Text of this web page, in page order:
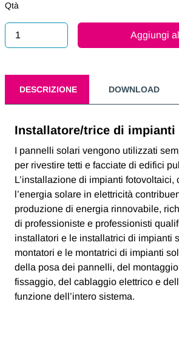
Qtà
Aggiungi
DESCRIZIONE DOWNLOAD
Installatore/trice di impianti
I pannelli solari vengono utilizzati
per rivestire tetti e facciate di edifici
L’installazione di impianti fotovoltaici,
l’energia solare in elettricità
produzione di energia rinnovabile,
di professioniste e professionisti
installatori e le installatrici di impianti
montatori e le montatrici di impianti
della posa dei pannelli, del
fissaggio, del cablaggio elettrico e
funzione dell’intero sistema.